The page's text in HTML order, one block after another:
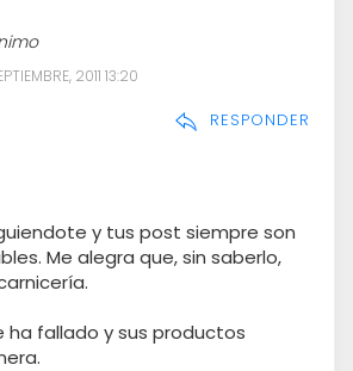
2011 13:20
RESPONDER
y tus post siempre son
Me alegra que, sin saberlo,
ha fallado y sus productos